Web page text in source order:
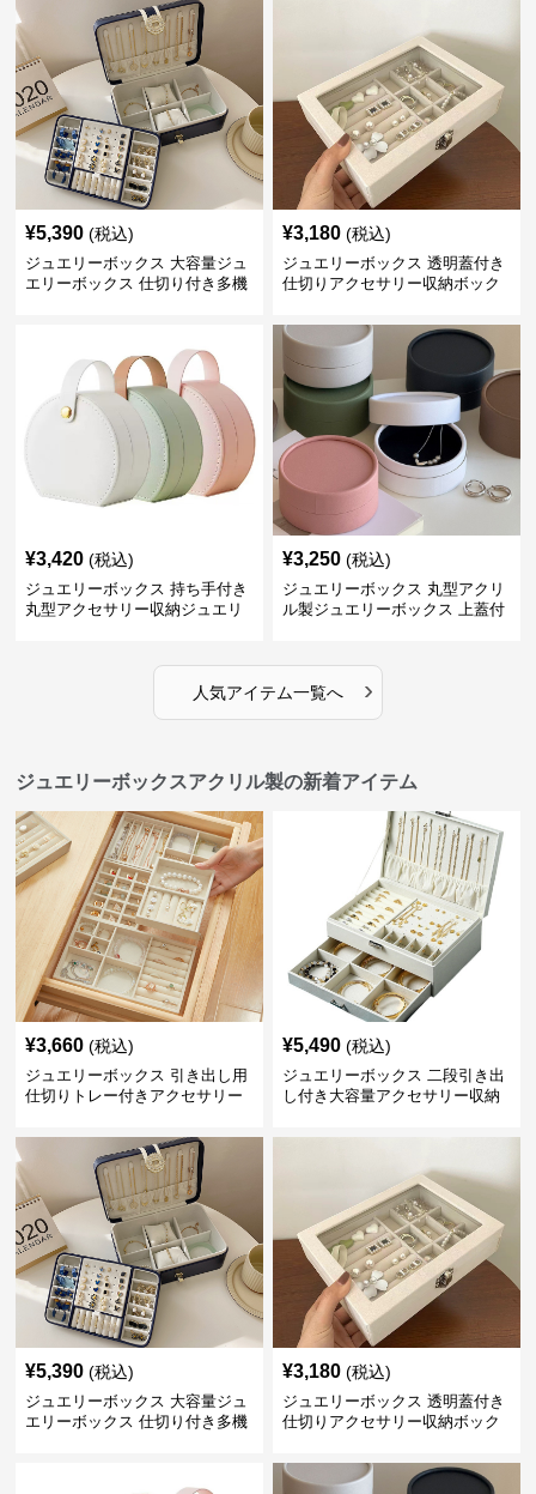
¥5,390 (税込)
ジュエリーボックス 大容量ジュ
エリーボックス 仕切り付き多機
¥3,180 (税込)
ジュエリーボックス 透明蓋付き
仕切りアクセサリー収納ボック
¥3,420 (税込)
ジュエリーボックス 持ち手付き
丸型アクセサリー収納ジュエリ
¥3,250 (税込)
ジュエリーボックス 丸型アクリ
ル製ジュエリーボックス 上蓋付
人気アイテム一覧へ ›
ジュエリーボックスアクリル製の新着アイテム
¥3,660 (税込)
ジュエリーボックス 引き出し用
仕切りトレー付きアクセサリー
¥5,490 (税込)
ジュエリーボックス 二段引き出
し付き大容量アクセサリー収納
¥5,390 (税込)
ジュエリーボックス 大容量ジュ
エリーボックス 仕切り付き多機
¥3,180 (税込)
ジュエリーボックス 透明蓋付き
仕切りアクセサリー収納ボック